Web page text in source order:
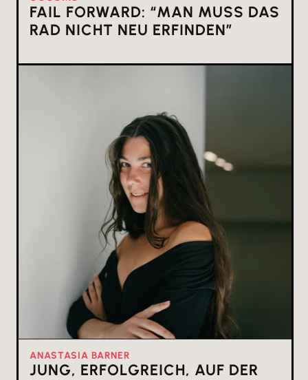
FAIL FORWARD: “MAN MUSS DAS
RAD NICHT NEU ERFINDEN”
ANASTASIA BARNER
JUNG, ERFOLGREICH, AUF DER